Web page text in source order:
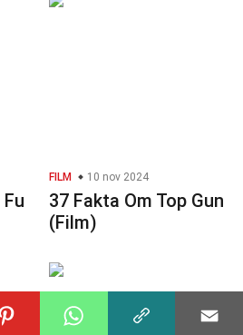
FILM 10 nov 2024
37 Fakta Om Top Gun
(Film)